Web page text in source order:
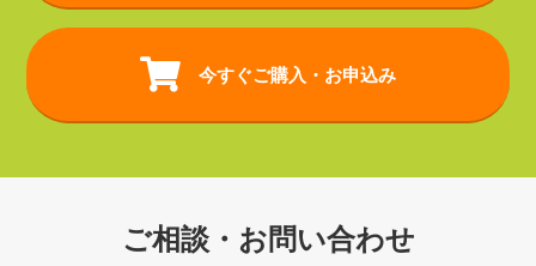
今すぐご購入・お申込み
ご相談・お問い合わせ